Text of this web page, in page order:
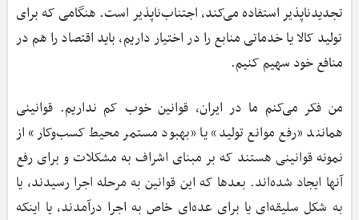
تجدیدناپذیر استفاده می‌کند، اجتناب‌ناپذیر است. هنگامی که برای
تولید کالا یا خدماتی منابع را در اختیار داریم، باید اقتصاد را هم در
منافع خود سهیم کنیم.
من فکر می‌کنم ما در ایران، قوانین خوب کم نداریم. قوانینی
همانند «رفع موانع تولید» یا «بهبود مستمر محیط کسب‌وکار» از
نمونه قوانینی هستند که بر مبنای اشراف به مشکلات و برای رفع
آنها ایجاد شده‌اند. بعدها که این قوانین به مرحله اجرا رسیدند، یا
به شکل سلیقه‌ای یا برای عده‌ای خاص به اجرا درآمدند، یا اینکه